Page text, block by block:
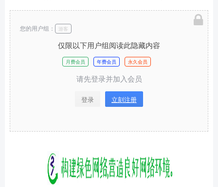
仅限以下用户组阅读此隐藏内容
月费会员 年费会员 永久会员
请先登录并加入会员
登录 立刻注册
您的用户组： 游客